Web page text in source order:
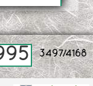
3497/4168